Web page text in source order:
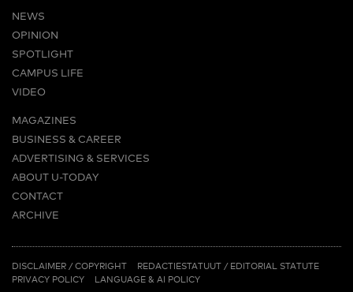
NEWS
OPINION
SPOTLIGHT
CAMPUS LIFE
VIDEO
MAGAZINES
BUSINESS & CAREER
ADVERTISING & SERVICES
ABOUT U-TODAY
CONTACT
ARCHIVE
LINKS
DISCLAIMER / COPYRIGHT REDACTIESTATUUT (PDF)
/ EDITORIAL STATUTE(PDF)
PRIVACY POLICY
LANGUAGE & AI POLICY